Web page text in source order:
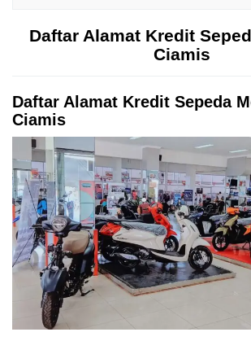
Daftar Alamat Kredit
Ciamis
Daftar Alamat Kredit Sepeda
Ciamis